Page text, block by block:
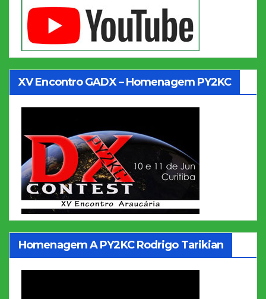
XV Encontro GADX – Homenagem PY2KC
Homenagem A PY2KC Rodrigo Tarikian